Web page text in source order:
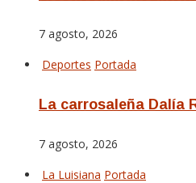
7 agosto, 2026
Deportes Portada
La carrosaleña Dalía
7 agosto, 2026
La Luisiana Portada